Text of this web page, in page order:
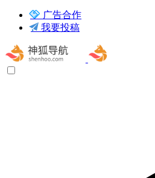
广告合作
我要投稿